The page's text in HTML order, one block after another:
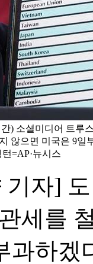
) 소셜미디어 트루
않으면 미국은 9일
=AP·뉴시스
자]
세를
과하겠